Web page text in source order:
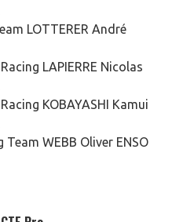
LOTTERER André
LAPIERRE Nicolas
KOBAYASHI Kamui
WEBB Oliver ENSO